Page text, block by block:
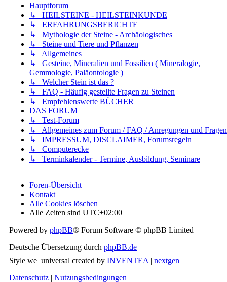
Hauptforum
↳ HEILSTEINE - HEILSTEINKUNDE
↳ ERFAHRUNGSBERICHTE
↳ Mythologie der Steine - Archäologisches
↳ Steine und Tiere und Pflanzen
↳ Allgemeines
↳ Gesteine, Mineralien und Fossilien ( Mineralogie,
Gemmologie, Paläontologie )
↳ Welcher Stein ist das ?
↳ FAQ - Häufig gestellte Fragen zu Steinen
↳ Empfehlenswerte BÜCHER
DAS FORUM
↳ Test-Forum
↳ Allgemeines zum Forum / FAQ / Anregungen und Fragen
↳ IMPRESSUM, DISCLAIMER, Forumsregeln
↳ Computerecke
↳ Terminkalender - Termine, Ausbildung, Seminare
Foren-Übersicht
Kontakt
Alle Cookies löschen
Alle Zeiten sind UTC+02:00
Powered by phpBB® Forum Software © phpBB Limited
Deutsche Übersetzung durch phpBB.de
Style we_universal created by INVENTEA | nextgen
Datenschutz | Nutzungsbedingungen